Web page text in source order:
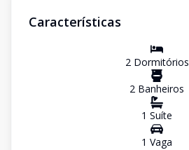
Características
2Dormitórios
2 Banheiros
1 Suíte
1 Vaga